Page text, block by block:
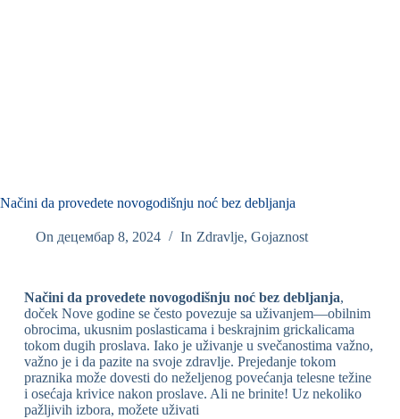
Načini da provedete novogodišnju noć bez debljanja
On децембар 8, 2024 In Zdravlje, Gojaznost
Načini da provedete novogodišnju noć bez debljanja,
doček Nove godine se često povezuje sa uživanjem—obilnim
obrocima, ukusnim poslasticama i beskrajnim grickalicama
tokom dugih proslava. Iako je uživanje u svečanostima važno,
važno je i da pazite na svoje zdravlje. Prejedanje tokom
praznika može dovesti do neželjenog povećanja telesne težine
i osećaja krivice nakon proslave. Ali ne brinite! Uz nekoliko
pažljivih izbora, možete uživati